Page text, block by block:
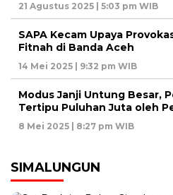
21 Agustus 2025 | 5:03 pm WIB
SAPA Kecam Upaya
Fitnah di Banda Aceh
14 Mei 2025 | 9:32 pm WIB
Modus Janji Untung Besar,
Tertipu Puluhan Juta oleh
8 Mei 2025 | 8:27 pm WIB
SIMALUNGUN